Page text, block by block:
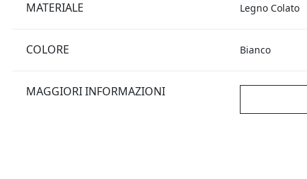
MATERIALE Legno Colato
COLORE Bianco
MAGGIORI INFORMAZIONI